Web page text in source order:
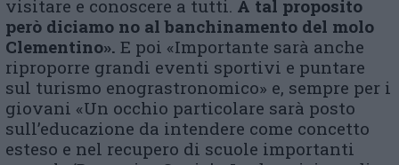
visitare e conoscere a tutti. A tal proposito
però diciamo no al banchinamento del molo
Clementino». E poi «Importante sarà anche
riproporre grandi eventi sportivi e puntare
sul turismo enograstronomico» e, sempre per i
giovani «Un occhio particolare sarà posto
sull’educazione da intendere come concetto
esteso e nel recupero di scuole importanti